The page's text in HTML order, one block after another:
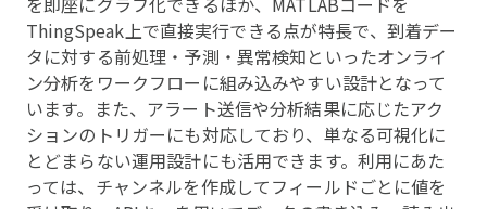
ThingSpeak上で直接実行できる点が特長で、到着デー
タに対する前処理・予測・異常検知といったオンライ
ン分析をワークフローに組み込みやすい設計となって
います。また、アラート送信や分析結果に応じたアク
ションのトリガーにも対応しており、単なる可視化に
とどまらない運用設計にも活用できます。利用にあた
っては、チャンネルを作成してフィールドごとに値を